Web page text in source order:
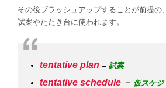
その後ブラッシュアップすることが前提の、
試案やたたき台に使われます。
tentative plan = 試案
tentative schedule ＝ 仮スケジ